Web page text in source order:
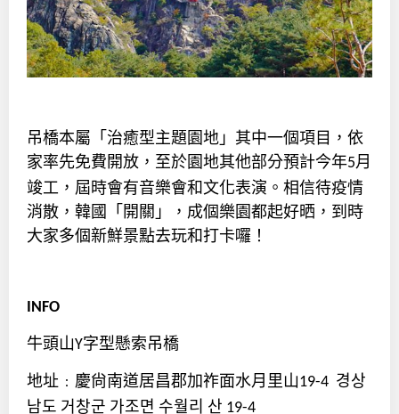
吊橋本屬「治癒型主題園地」其中一個項目，依
家率先免費開放，至於園地其他部分預計今年5月
竣工，屆時會有音樂會和文化表演。相信待疫情
消散，韓國「開關」，成個樂園都起好晒，到時
大家多個新鮮景點去玩和打卡囉！
INFO
牛頭山Y字型懸索吊橋
地址﹕慶尙南道居昌郡加祚面水月里山19-4 경상
남도 거창군 가조면 수월리 산 19-4